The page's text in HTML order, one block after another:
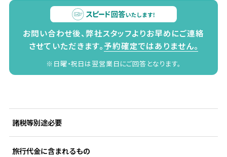
お問い合わせ後、弊社スタッフよりお早めにご連絡
させていただきます。予約確定ではありません。
※日曜・祝日は翌営業日にご回答となります。
諸税等別途必要
旅行代金に含まれるもの